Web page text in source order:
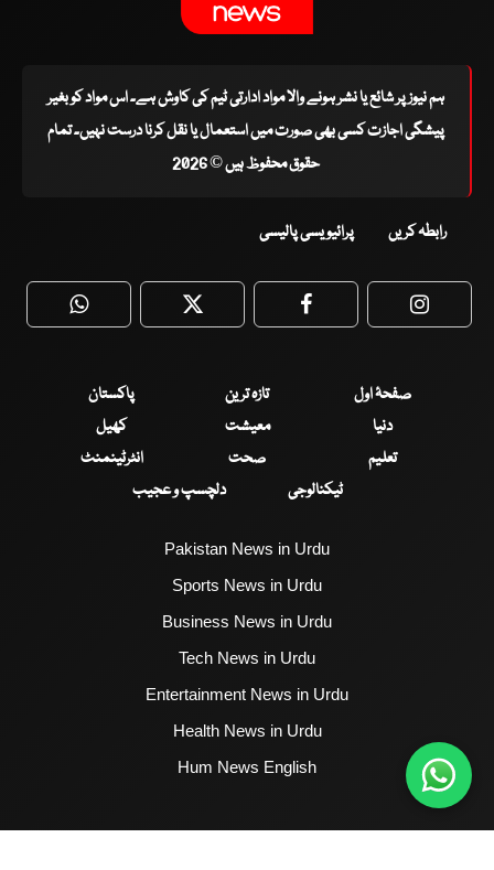
ہم نیوز پر شائع یا نشر ہونے والا مواد ادارتی ٹیم کی کاوش ہے۔ اس مواد کو بغیر
پیشگی اجازت کسی بھی صورت میں استعمال یا نقل کرنا درست نہیں۔ تمام
حقوق محفوظ ہیں © 2026
رابطہ کریں پرائیویسی پالیسی
WhatsApp Twitter Facebook
صفحۂ اول تازہ ترین
پاکستان
دنیا
معیشت
کھیل
تعلیم
صحت
انٹرٹینمنٹ
ٹیکنالوجی
دلچسپ و عجیب
Pakistan News in Urdu
Sports News in Urdu
Business News in Urdu
Tech News in Urdu
Entertainment News in Urdu
Health News in Urdu
Hum News English